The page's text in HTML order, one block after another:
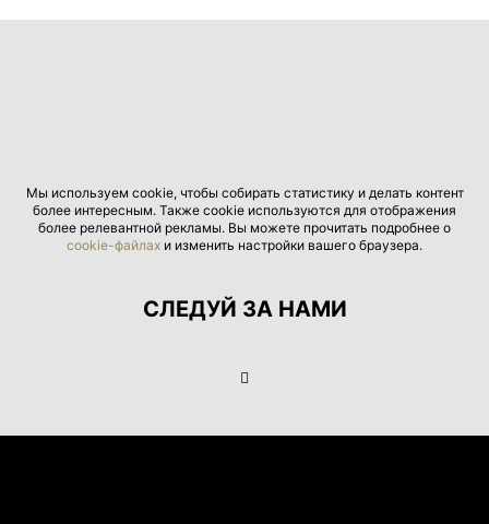
Мы используем cookie, чтобы собирать статистику и делать контент
более интересным. Также cookie используются для отображения
более релевантной рекламы. Вы можете прочитать подробнее о
cookie-файлах и изменить настройки вашего браузера.
СЛЕДУЙ ЗА НАМИ